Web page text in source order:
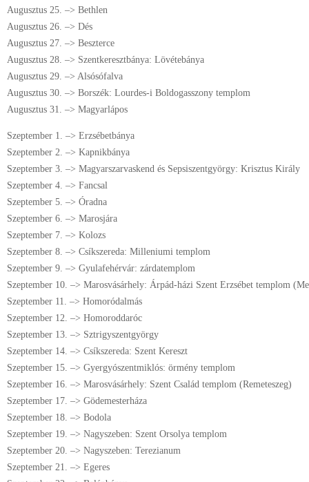
Augusztus 25. –> Bethlen
Augusztus 26. –> Dés
Augusztus 27. –> Beszterce
Augusztus 28. –> Szentkeresztbánya: Lövétebánya
Augusztus 29. –> Alsósófalva
Augusztus 30. –> Borszék: Lourdes-i Boldogasszony templom
Augusztus 31. –> Magyarlápos
Szeptember 1. –> Erzsébetbánya
Szeptember 2. –> Kapnikbánya
Szeptember 3. –> Magyarszarvaskend és Sepsiszentgyörgy: Krisztus Király
Szeptember 4. –> Fancsal
Szeptember 5. –> Óradna
Szeptember 6. –> Marosjára
Szeptember 7. –> Kolozs
Szeptember 8. –> Csíkszereda: Milleniumi templom
Szeptember 9. –> Gyulafehérvár: zárdatemplom
Szeptember 10. –> Marosvásárhely: Árpád-házi Szent Erzsébet templom
Szeptember 11. –> Homoródalmás
Szeptember 12. –> Homoroddaróc
Szeptember 13. –> Sztrigyszentgyörgy
Szeptember 14. –> Csíkszereda: Szent Kereszt
Szeptember 15. –> Gyergyószentmiklós: örmény templom
Szeptember 16. –> Marosvásárhely: Szent Család templom (Remeteszeg)
Szeptember 17. –> Gödemesterháza
Szeptember 18. –> Bodola
Szeptember 19. –> Nagyszeben: Szent Orsolya templom
Szeptember 20. –> Nagyszeben: Terezianum
Szeptember 21. –> Egeres